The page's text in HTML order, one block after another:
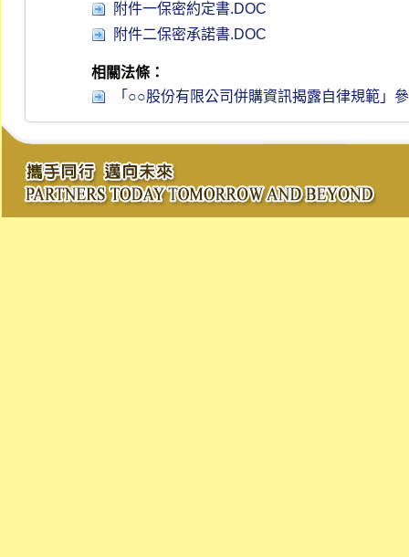
附件一保密約定書.DOC
附件二保密承諾書.DOC
相關法條：
「○○股份有限公司併購資訊揭露自律規範」